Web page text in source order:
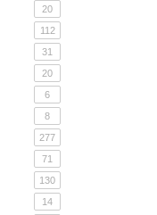
20
112
31
20
6
8
277
71
130
14